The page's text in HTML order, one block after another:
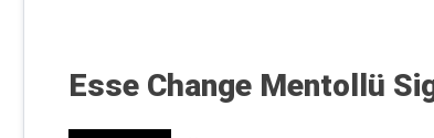
Esse Change Mentollü